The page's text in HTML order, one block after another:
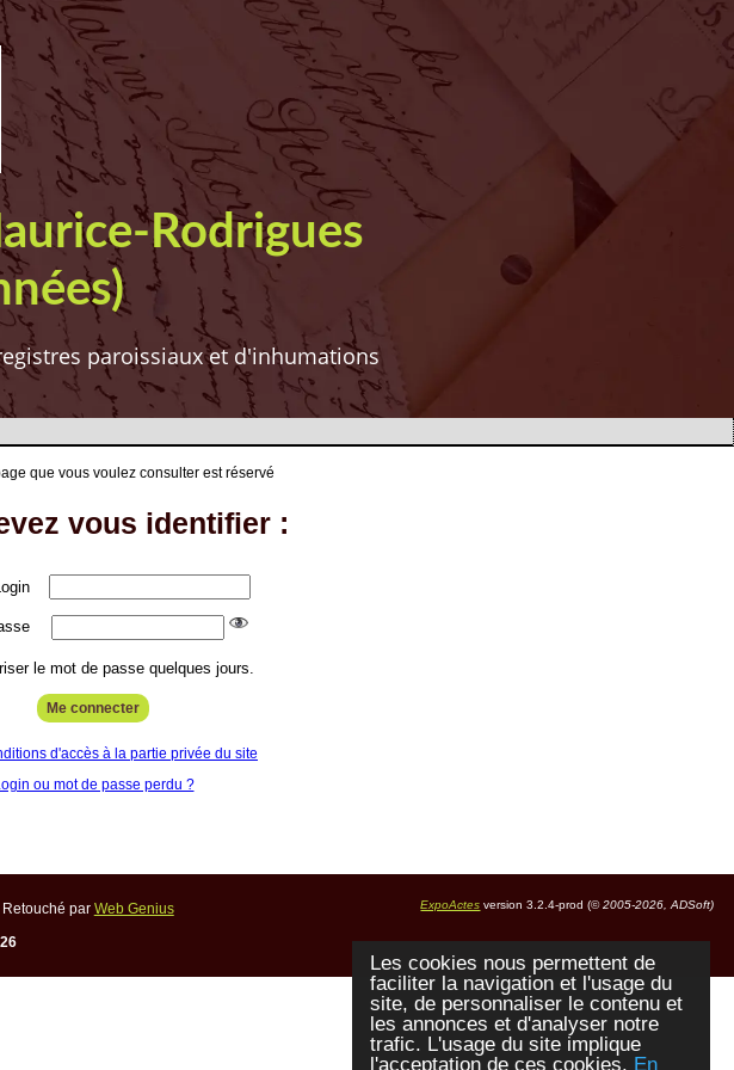
Les cookies nous permettent de
faciliter la navigation et l'usage du
site, de personnaliser le contenu et
les annonces et d'analyser notre
trafic. L'usage du site implique
l'acceptation de ces cookies. En
Rodrigues
paroissiaux et d'inhumations
que vous voulez consulter est réservé
vous identifier :
le mot de passe quelques jours.
d'accès à la partie privée du site
ou mot de passe perdu ?
par Web Genius
ExpoActes version 3.2.4-prod (©2005-2026, ADSoft)